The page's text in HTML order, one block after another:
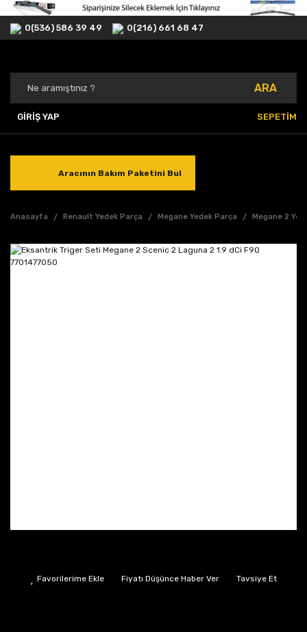
0(536) 586 39 49 0(216) 661 68 47
ARA
GİRİŞ YAP SEPETİM
Aracının Bakım Paketini Bul
Anasayfa Renault Yedek Parça Megane Yedek Parça Megane 2
Fiyatı Düşünce Haber Ver Tavsiye Et